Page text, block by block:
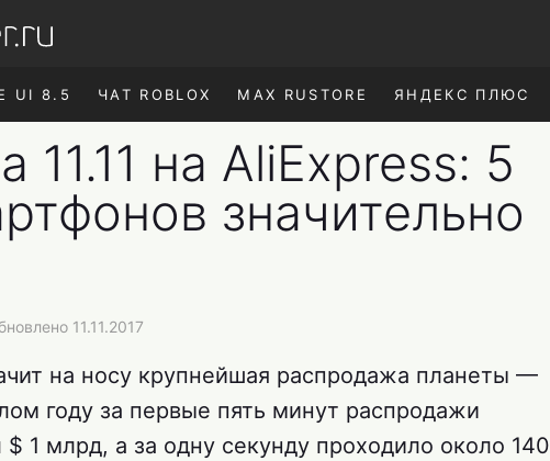
UI 8.5 ЧАТ ROBLOX MAX RUSTORE ЯНДЕКС ПЛЮС
11.11 на AliExpress: 5
значительно
11.11.2017
на носу крупнейшая распродажа планеты —
году за первые пять минут распродажи
1 млрд, а за одну секунду проходило около 140